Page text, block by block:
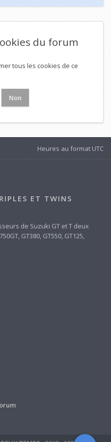
du forum
tous les cookies de ce
Heures au format UTC
ET TWINS
de Suzuki GT et T deux
GT380, GT550, GT125,